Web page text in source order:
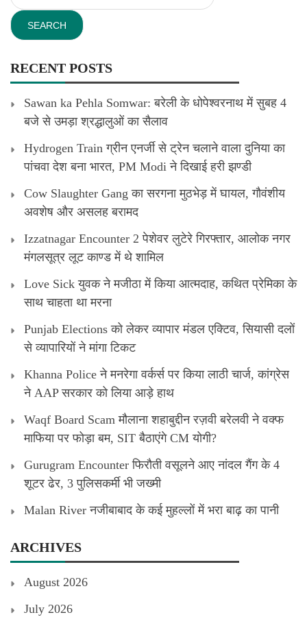
for:
RECENT POSTS
Sawan ka Pehla Somwar: बरेली के धोपेश्वरनाथ में सुबह 4
बजे से उमड़ा श्रद्धालुओं का सैलाव
Hydrogen Train ग्रीन एनर्जी से ट्रेन चलाने वाला दुनिया का
पांचवा देश बना भारत, PM Modi ने दिखाई हरी झण्डी
Cow Slaughter Gang का सरगना मुठभेड़ में घायल, गौवंशीय
अवशेष और असलह बरामद
Izzatnagar Encounter 2 पेशेवर लुटेरे गिरफ्तार, आलोक नगर
मंगलसूत्र लूट काण्‍ड में थे शामिल
Love Sick युवक ने मजीठा में किया आत्मदाह, कथित प्रेमिका के
साथ चाहता था मरना
Punjab Elections को लेकर व्यापार मंडल एक्टिव, सियासी दलों
से व्यापारियों ने मांगा टिकट
Khanna Police ने मनरेगा वर्कर्स पर किया लाठी चार्ज, कांग्रेस
ने AAP सरकार को लिया आड़े हाथ
Waqf Board Scam मौलाना शहाबुद्दीन रज़वी बरेलवी ने वक्फ
माफिया पर फोड़ा बम, SIT बैठाएंगे CM योगी?
Gurugram Encounter फिरौती वसूलने आए नांदल गैंग के 4
शूटर ढेर, 3 पुलिसकर्मी भी जख्मी
Malan River नजीबाबाद के कई मुहल्लों में भरा बाढ़ का पानी
ARCHIVES
August 2026
July 2026